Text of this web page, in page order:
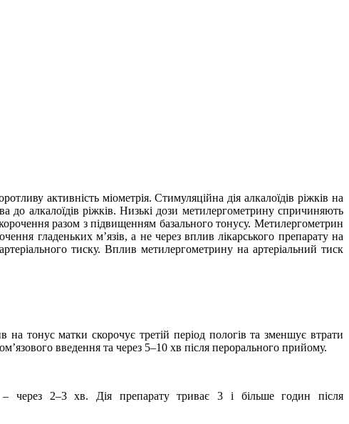
активність міометрія. Стимуляційна дія алкалоїдів ріжків на
до алкалоїдів ріжків. Низькі дози метилергометрину спричиняють
разом з підвищенням базального тонусу. Метилергометрин
гладеньких м’язів, а не через вплив лікарського препарату на
тиску. Вплив метилергометрину на артеріальний тиск
тонус матки скорочує третій період пологів та зменшує втрати
введення та через 5–10 хв після перорального прийому.
– через 2–3 хв. Дія препарату триває 3 і більше годин після